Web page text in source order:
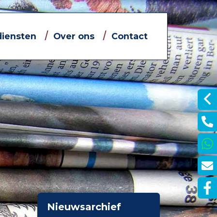
Over ons
Informatieve filmpjes
Jouw eigen financieel adviseur
Dát bedoelen we nou met
ontzorgen
Contact
Nieuwsarchief